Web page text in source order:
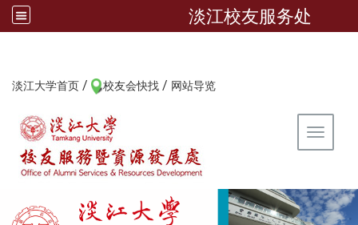
淡江校友服务处
淡江大学首页 / 校友会快找 / 网站导览
Toggle